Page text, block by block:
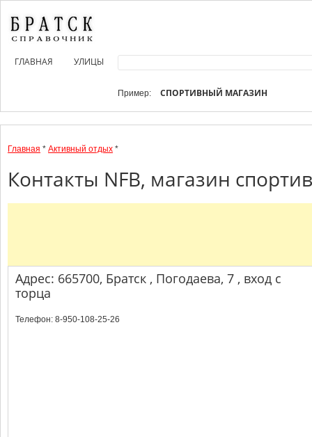
ГЛАВНАЯ УЛИЦЫ
Пример: СПОРТИВНЫЙ МАГАЗИН
Главная * Активный отдых *
Контакты NFB, магазин
Адрес: 665700, Братск , Погодаева, 7 , вход с
торца
Телефон: 8-950-108-25-26